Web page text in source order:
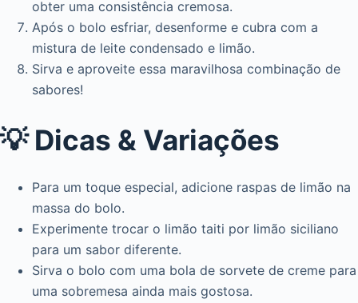
obter uma consistência cremosa.
Após o bolo esfriar, desenforme e cubra com a
mistura de leite condensado e limão.
Sirva e aproveite essa maravilhosa combinação de
sabores!
💡 Dicas & Variações
Para um toque especial, adicione raspas de limão na
massa do bolo.
Experimente trocar o limão taiti por limão siciliano
para um sabor diferente.
Sirva o bolo com uma bola de sorvete de creme para
uma sobremesa ainda mais gostosa.